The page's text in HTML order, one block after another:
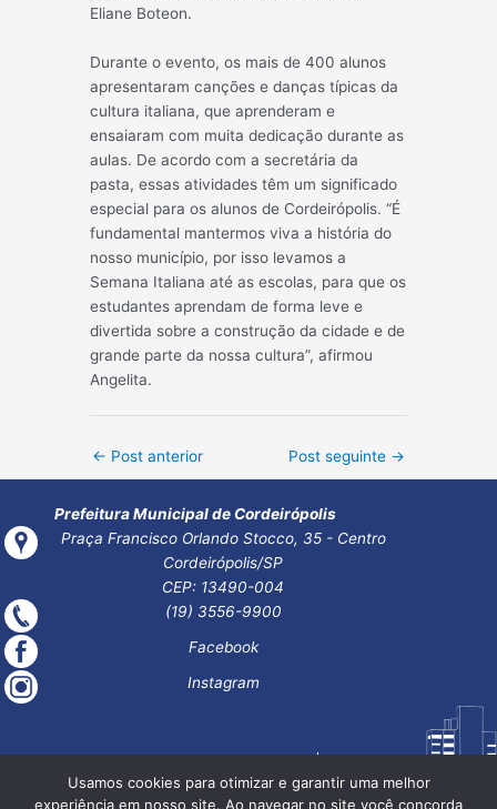
Eliane Boteon.
Durante o evento, os mais de 400 alunos
apresentaram canções e danças típicas da
cultura italiana, que aprenderam e
ensaiaram com muita dedicação durante as
aulas. De acordo com a secretária da
pasta, essas atividades têm um significado
especial para os alunos de Cordeirópolis. “É
fundamental mantermos viva a história do
nosso município, por isso levamos a
Semana Italiana até as escolas, para que os
estudantes aprendam de forma leve e
divertida sobre a construção da cidade e de
grande parte da nossa cultura”, afirmou
Angelita.
Post
← Post anterior Post seguinte →
Prefeitura Municipal de Cordeirópolis
Praça Francisco Orlando Stocco, 35 - Centro
Cordeirópolis/SP
CEP: 13490-004
(19) 3556-9900
Facebook
Instagram
Usamos cookies para otimizar e garantir uma melhor
experiência em nosso site. Ao navegar no site você concorda